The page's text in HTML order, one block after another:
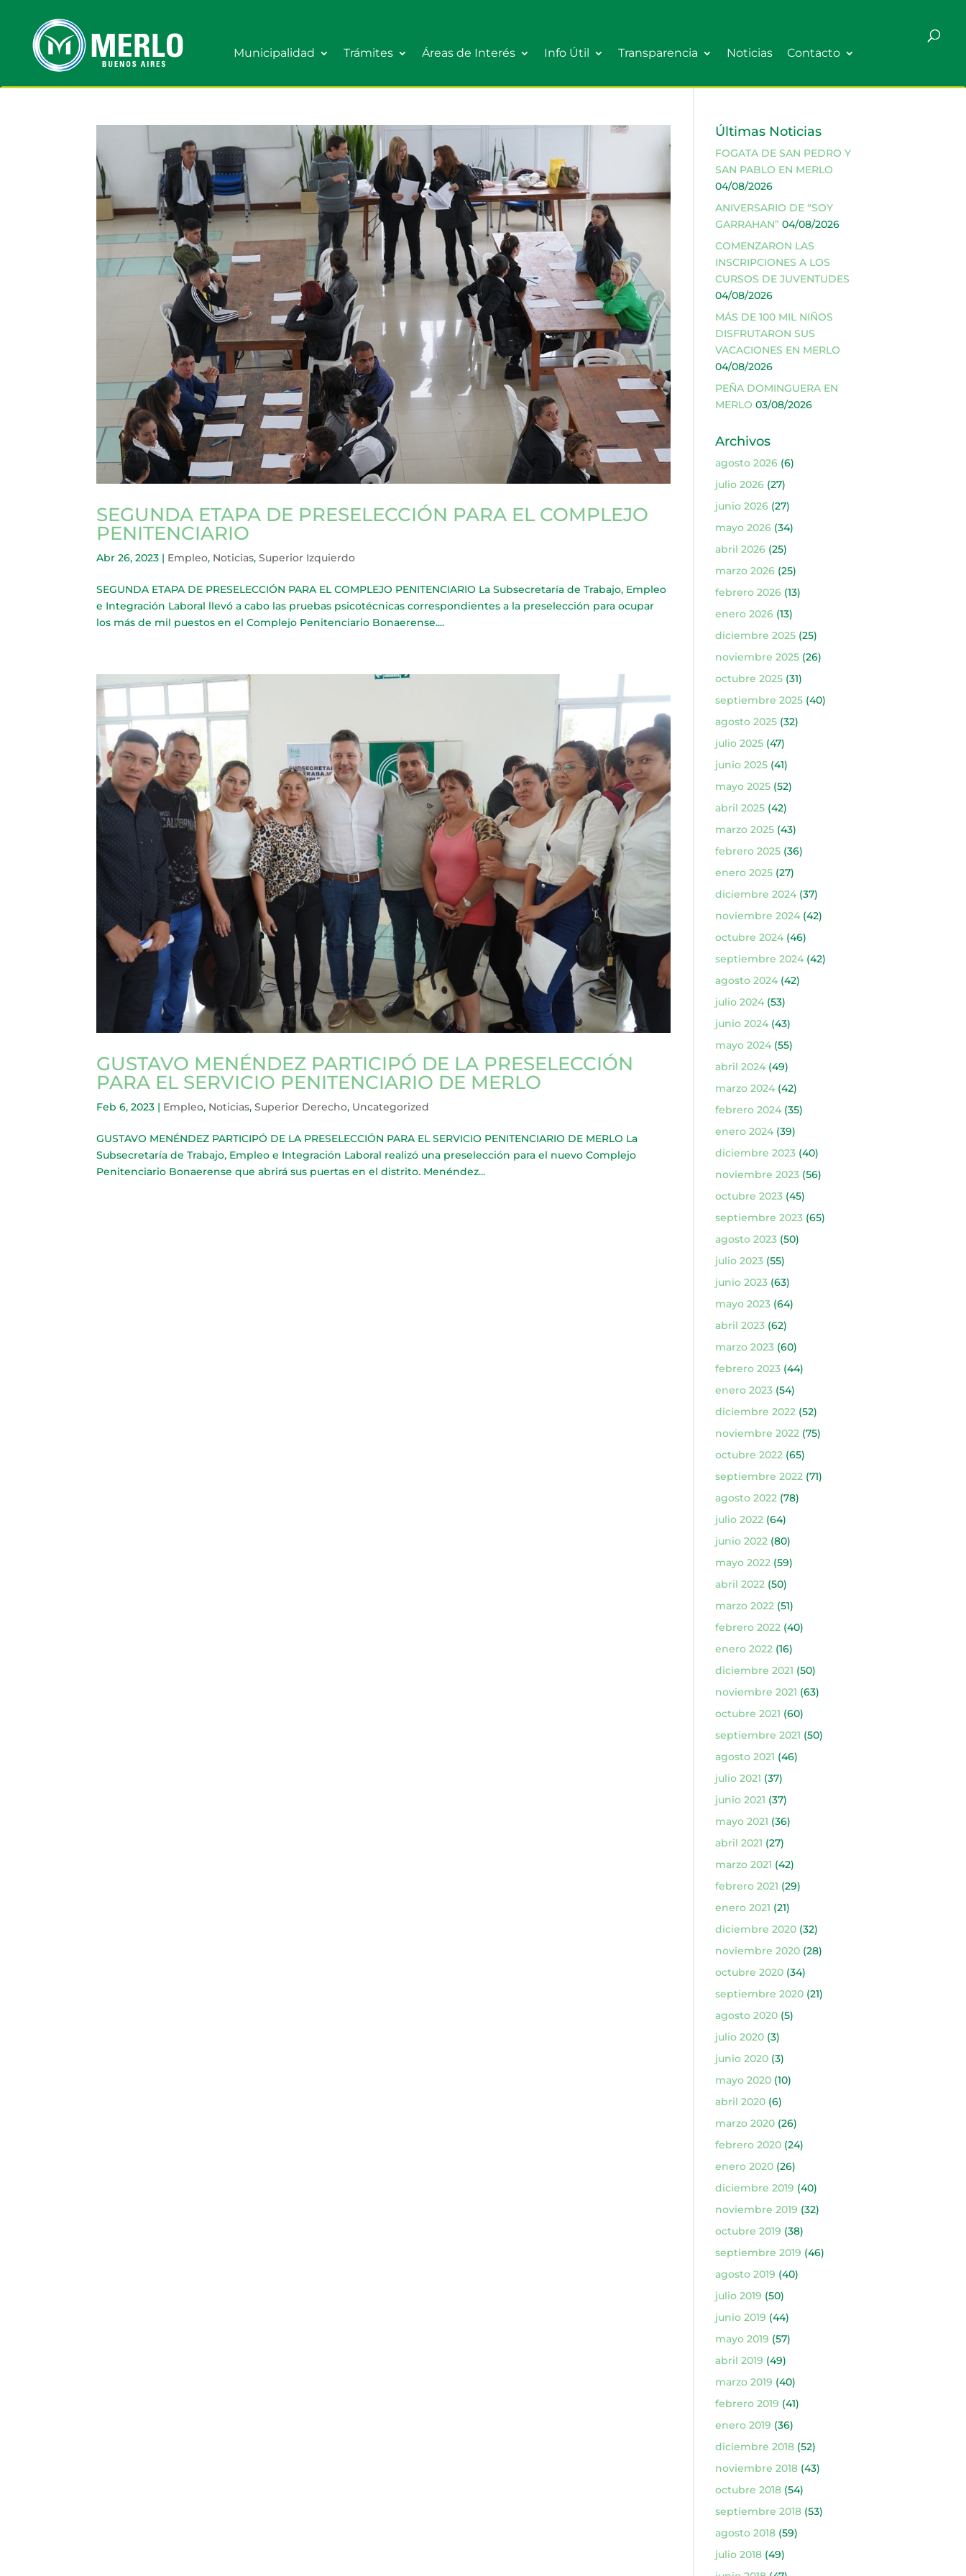
Municipalidad Trámites Áreas de Interés Info Útil Transparencia Noticias Contacto
SEGUNDA ETAPA DE PRESELECCIÓN PARA EL COMPLEJO
PENITENCIARIO
Abr 26, 2023 | Empleo, Noticias,Superior Izquierdo
SEGUNDA ETAPA DE PRESELECCIÓN PARA EL COMPLEJO PENITENCIARIO La Subsecretaría de Trabajo, Empleo
e Integración Laboral llevó a cabo las pruebas psicotécnicas correspondientes a la preselección para ocupar
los más de mil puestos en el Complejo Penitenciario Bonaerense....
GUSTAVO MENÉNDEZ PARTICIPÓ DE LA PRESELECCIÓN
PARA EL SERVICIO PENITENCIARIO DE MERLO
Feb 6, 2023 | Empleo, Noticias,Superior Derecho, Uncategorized
GUSTAVO MENÉNDEZ PARTICIPÓ DE LA PRESELECCIÓN PARA EL SERVICIO PENITENCIARIO DE MERLO La
Subsecretaría de Trabajo, Empleo e Integración Laboral realizó una preselección para el nuevo Complejo
Penitenciario Bonaerense que abrirá sus puertas en el distrito. Menéndez...
Últimas Noticias
FOGATA DE SAN PEDRO Y
SAN PABLO EN MERLO
04/08/2026
ANIVERSARIO DE “SOY
GARRAHAN” 04/08/2026
COMENZARON LAS
INSCRIPCIONES A LOS
CURSOS DE JUVENTUDES
04/08/2026
MÁS DE 100 MIL NIÑOS
DISFRUTARON SUS
VACACIONES EN MERLO
04/08/2026
PEÑA DOMINGUERA EN
MERLO 03/08/2026
Archivos
agosto 2026(6)
julio 2026(27)
junio 2026(27)
mayo 2026(34)
abril 2026(25)
marzo 2026(25)
febrero 2026(13)
enero 2026(13)
diciembre 2025(25)
noviembre 2025(26)
octubre 2025(31)
septiembre 2025(40)
agosto 2025(32)
julio 2025(47)
junio 2025(41)
mayo 2025(52)
abril 2025(42)
marzo 2025(43)
febrero 2025(36)
enero 2025(27)
diciembre 2024(37)
noviembre 2024(42)
octubre 2024(46)
septiembre 2024(42)
agosto 2024(42)
julio 2024(53)
junio 2024(43)
mayo 2024(55)
abril 2024(49)
marzo 2024(42)
febrero 2024(35)
enero 2024(39)
diciembre 2023(40)
noviembre 2023(56)
octubre 2023(45)
septiembre 2023(65)
agosto 2023(50)
julio 2023(55)
junio 2023(63)
mayo 2023(64)
abril 2023(62)
marzo 2023(60)
febrero 2023(44)
enero 2023(54)
diciembre 2022(52)
noviembre 2022(75)
octubre 2022(65)
septiembre 2022(71)
agosto 2022(78)
julio 2022(64)
junio 2022(80)
mayo 2022(59)
abril 2022(50)
marzo 2022(51)
febrero 2022(40)
enero 2022(16)
diciembre 2021 (50)
noviembre 2021 (63)
octubre 2021 (60)
septiembre 2021 (50)
agosto 2021 (46)
julio 2021 (37)
junio 2021 (37)
mayo 2021 (36)
abril 2021 (27)
marzo 2021 (42)
febrero 2021 (29)
enero 2021 (21)
diciembre 2020(32)
noviembre 2020(28)
octubre 2020(34)
septiembre 2020(21)
agosto 2020(5)
julio 2020(3)
junio 2020(3)
mayo 2020(10)
abril 2020(6)
marzo 2020(26)
febrero 2020(24)
enero 2020(26)
diciembre 2019 (40)
noviembre 2019 (32)
octubre 2019 (38)
septiembre 2019 (46)
agosto 2019 (40)
julio 2019 (50)
junio 2019 (44)
mayo 2019 (57)
abril 2019 (49)
marzo 2019 (40)
febrero 2019 (41)
enero 2019 (36)
diciembre 2018(52)
noviembre 2018(43)
octubre 2018(54)
septiembre 2018(53)
agosto 2018(59)
julio 2018(49)